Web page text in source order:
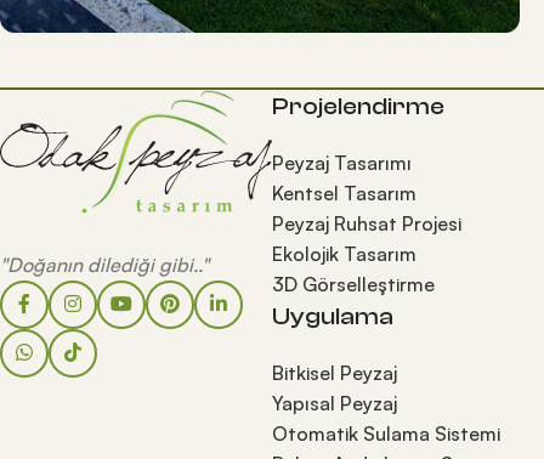
"Doğanın dilediği gibi.."
Projelendirme
Peyzaj Tasarımı
Kentsel Tasarım
Peyzaj Ruhsat Projesi
Ekolojik Tasarım
3D Görselleştirme
Uygulama
Bitkisel Peyzaj
Yapısal Peyzaj
Otomatik Sulama Sistemi